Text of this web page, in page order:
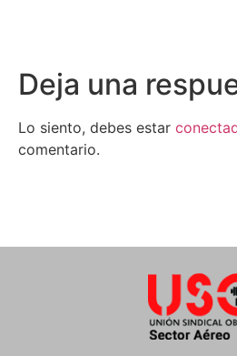
Deja una
Lo siento, debes estar
comentario.